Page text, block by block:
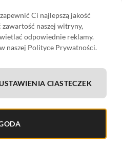
16:00
0091 0971 2688
Ci najlepszą jakość
naszej witryny,
odpowiednie reklamy.
naszej Polityce Prywatności.
USTAWIENIA CIASTECZEK